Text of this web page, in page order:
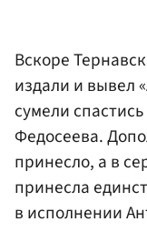
Вскоре
издали и вывел
сумели
Федосеева.
принесло, а в
принесла
в исполнении